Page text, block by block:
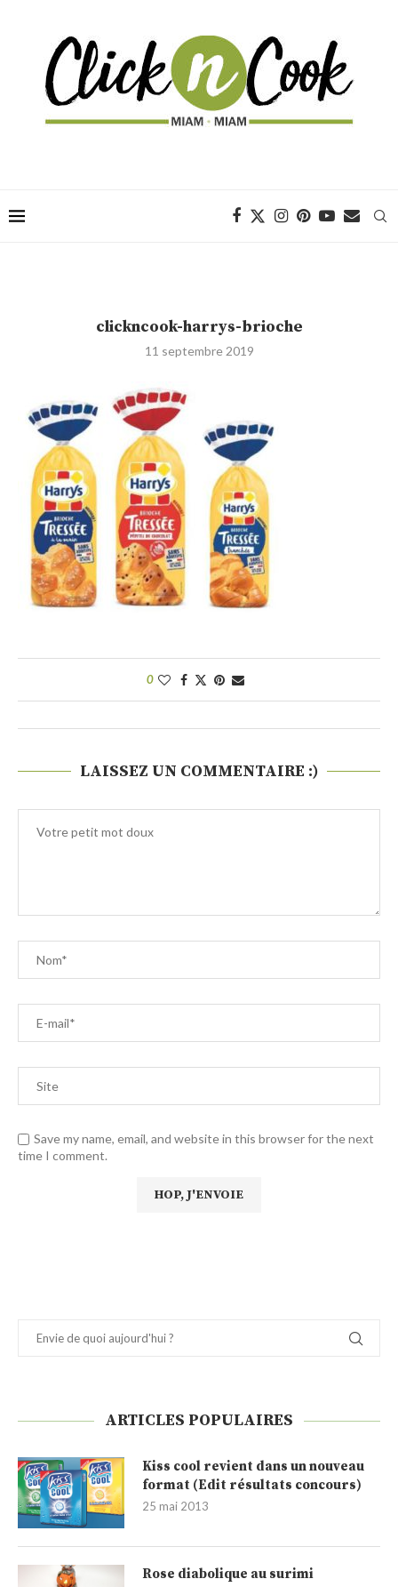
clickncook-harrys-brioche
11 septembre 2019
0
LAISSEZ UN COMMENTAIRE :)
Save my name, email, and website in this browser for the next
time I comment.
ARTICLES POPULAIRES
Kiss cool revient dans un nouveau
format (Edit résultats concours)
25 mai 2013
Rose diabolique au surimi